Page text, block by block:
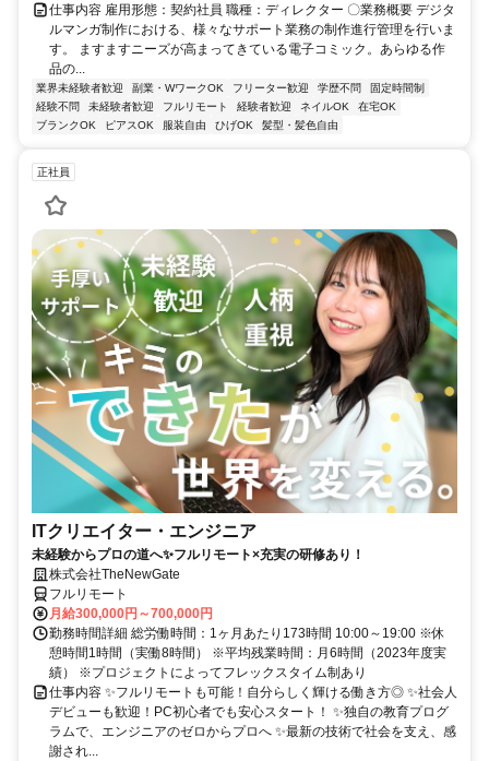
仕事内容 雇用形態：契約社員 職種：ディレクター 〇業務概要 デジタ
ルマンガ制作における、様々なサポート業務の制作進行管理を行いま
す。 ますますニーズが高まってきている電子コミック。あらゆる作
品の...
業界未経験者歓迎 副業・WワークOK フリーター歓迎 学歴不問
固定時間制
経験不問
未経験者歓迎 フルリモート 経験者歓迎 ネイルOK
在宅OK
ブランクOK
ピアスOK 服装自由 ひげOK 髪型・髪色自由
正社員
ITクリエイター・エンジニア
未経験からプロの道へ✨フルリモート×充実の研修あり！
株式会社TheNewGate
フルリモート
月給300,000円～700,000円
勤務時間詳細 総労働時間：1ヶ月あたり173時間 10:00～19:00 ※休
憩時間1時間（実働8時間） ※平均残業時間：月6時間（2023年度実
績） ※プロジェクトによってフレックスタイム制あり
仕事内容 ✨フルリモートも可能！自分らしく輝ける働き方◎ ✨社会人
デビューも歓迎！PC初心者でも安心スタート！ ✨独自の教育プログ
ラムで、エンジニアのゼロからプロへ ✨最新の技術で社会を支え、感
謝され...